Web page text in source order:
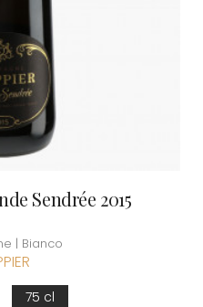
Sendrée 2015
| Bianco
75 cl